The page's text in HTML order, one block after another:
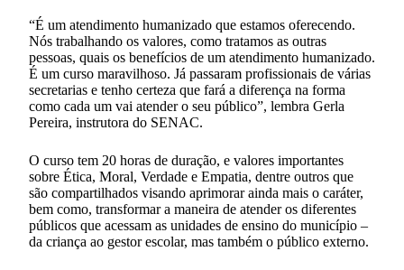
“É um atendimento humanizado que estamos oferecendo.
Nós trabalhando os valores, como tratamos as outras
pessoas, quais os benefícios de um atendimento humanizado.
É um curso maravilhoso. Já passaram profissionais de várias
secretarias e tenho certeza que fará a diferença na forma
como cada um vai atender o seu público”, lembra Gerla
Pereira, instrutora do SENAC.
O curso tem 20 horas de duração, e valores importantes
sobre Ética, Moral, Verdade e Empatia, dentre outros que
são compartilhados visando aprimorar ainda mais o caráter,
bem como, transformar a maneira de atender os diferentes
públicos que acessam as unidades de ensino do município –
da criança ao gestor escolar, mas também o público externo.